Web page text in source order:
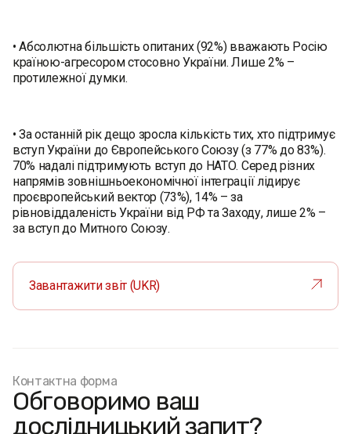
• Абсолютна більшість опитаних (92%) вважають Росію
країною-агресором стосовно України. Лише 2% –
протилежної думки.
• За останній рік дещо зросла кількість тих, хто підтримує
вступ України до Європейського Союзу (з 77% до 83%).
70% надалі підтримують вступ до НАТО. Серед різних
напрямів зовнішньоекономічної інтеграції лідирує
проєвропейський вектор (73%), 14% – за
рівновіддаленість України від РФ та Заходу, лише 2% –
за вступ до Митного Союзу.
Завантажити звіт (UKR)
Контактна форма
Обговоримо ваш
дослідницький запит?